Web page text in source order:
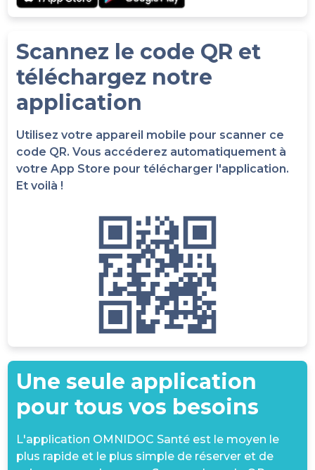
Scannez le code QR et
téléchargez notre
application
Utilisez votre appareil mobile pour scanner ce
code QR. Vous accéderez automatiquement à
votre App Store pour télécharger l'application.
Et voilà !
Une seule application
pour tous vos besoins
L'application OMNIDOC Santé est le moyen le
plus rapide et le plus simple de réserver et de